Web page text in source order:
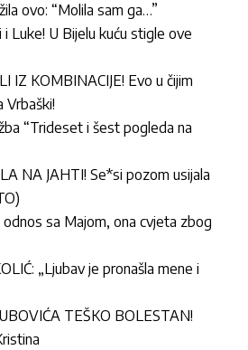
ovo: “Molila sam ga…”
Luke! U Bijelu kuću stigle ove
IZ KOMBINACIJE! Evo u čijim
Vrbaški!
“Trideset i šest pogleda na
NA JAHTI! Se*si pozom usijala
odnos sa Majom, ona cvjeta zbog
„Ljubav je pronašla mene i
TEŠKO BOLESTAN!